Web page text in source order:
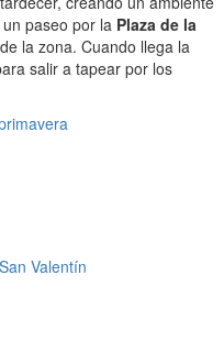
paseo por la Plaza de la
la zona. Cuando llega la
salir a tapear por los
Valentín